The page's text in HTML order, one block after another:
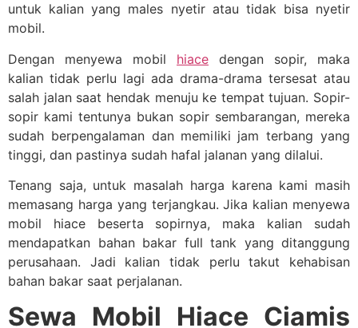
untuk kalian yang males nyetir atau tidak bisa nyetir
mobil.
Dengan menyewa mobil hiace dengan sopir, maka
kalian tidak perlu lagi ada drama-drama tersesat atau
salah jalan saat hendak menuju ke tempat tujuan. Sopir-
sopir kami tentunya bukan sopir sembarangan, mereka
sudah berpengalaman dan memiliki jam terbang yang
tinggi, dan pastinya sudah hafal jalanan yang dilalui.
Tenang saja, untuk masalah harga karena kami masih
memasang harga yang terjangkau. Jika kalian menyewa
mobil hiace beserta sopirnya, maka kalian sudah
mendapatkan bahan bakar full tank yang ditanggung
perusahaan. Jadi kalian tidak perlu takut kehabisan
bahan bakar saat perjalanan.
Sewa Mobil Hiace Ciamis